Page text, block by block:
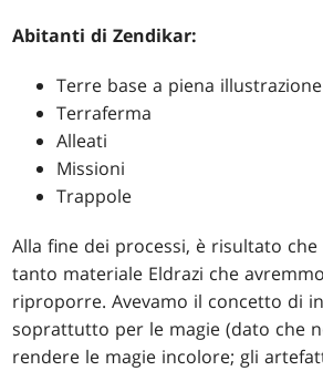
Abitanti di Zendikar:
Terre base a piena illustrazione
Terraferma
Alleati
Missioni
Trappole
Alla fine dei processi, è risultato
tanto materiale Eldrazi che
riproporre. Avevamo il concetto di
soprattutto per le magie (dato che
rendere le magie incolore; gli